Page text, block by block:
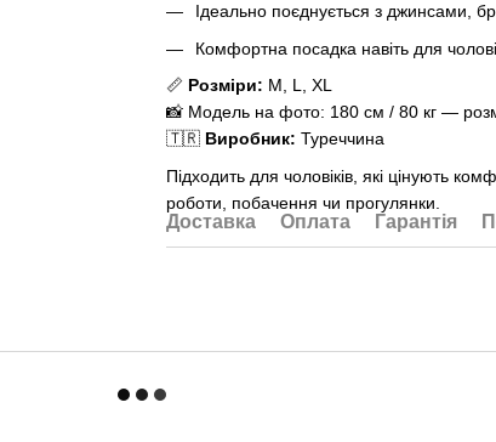
Ідеально поєднується з джинсами,
Комфортна посадка навіть для
📏 Розміри: M, L, XL
📸 Модель на фото: 180 см / 80 кг —
🇹🇷 Виробник: Туреччина
Підходить для чоловіків, які цінують
роботи, побачення чи прогулянки.
Доставка Оплата Гарантія